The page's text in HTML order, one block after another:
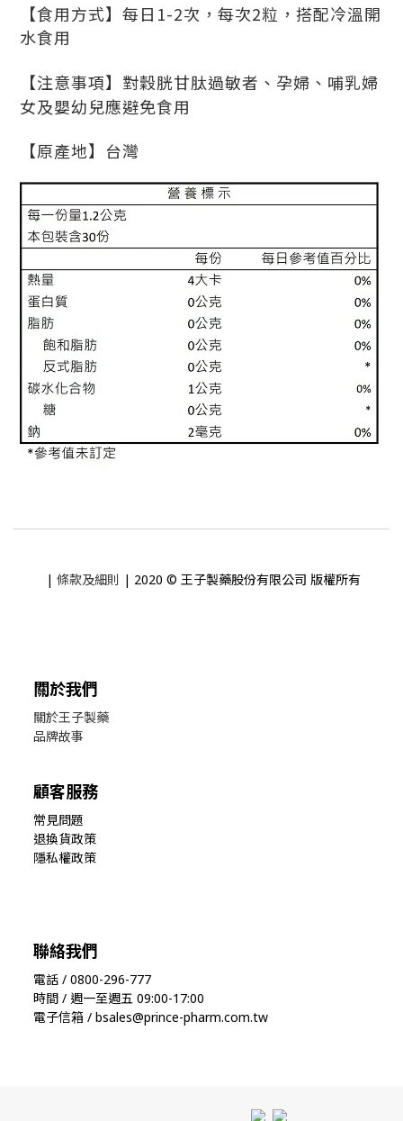
【食用方式】 每日1-2次，每次2粒，搭配冷溫開
水食用
【注意事項】對穀胱甘肽過敏者、孕婦、哺乳婦
女及嬰幼兒應避免食用
【原產地】台灣
| 條款及細則 | 2020 © 王子製藥股份有限公司 版權所有
關於我們
關於王子製藥
品牌故事
顧客服務
常見問題
退換貨政策
隱私權政策
聯絡我們
電話 / 0800-296-777
時間 / 週一至週五 09:00-17:00
電子信箱 / bsales@prince-pharm.com.tw